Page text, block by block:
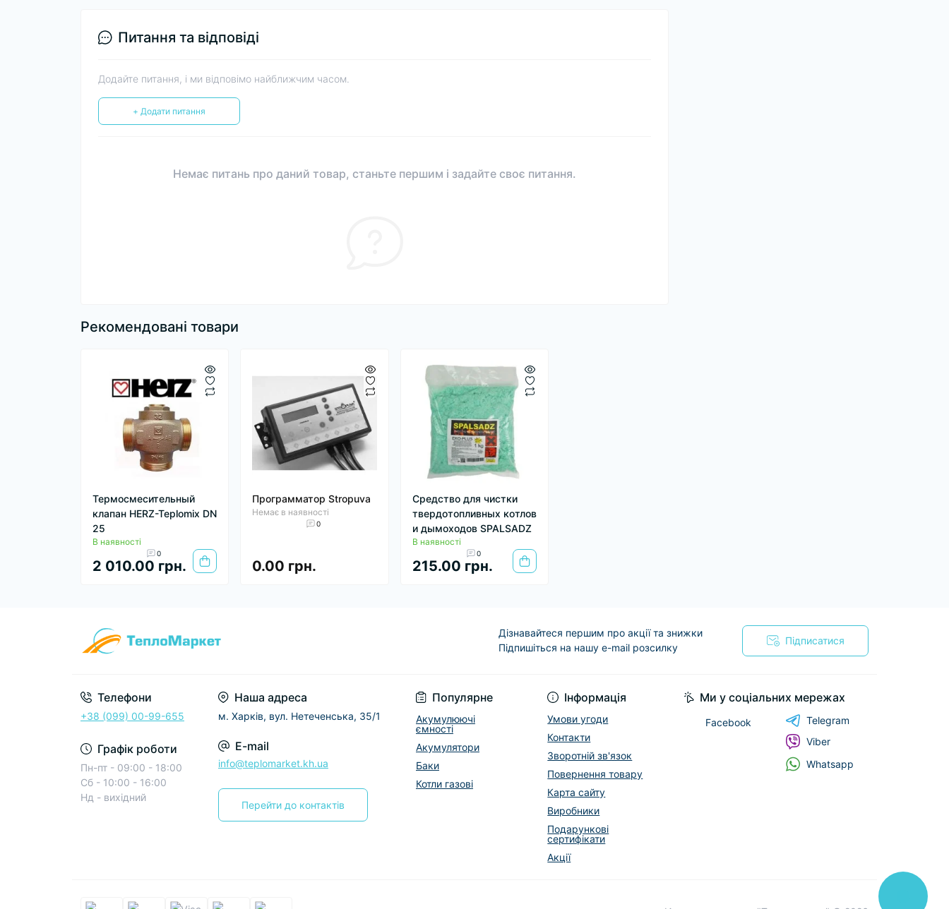
Питання та відповіді
Додайте питання, і ми відповімо найближчим часом.
+ Додати питання
Немає питань про даний товар, станьте першим і задайте своє питання.
Рекомендовані товари
Термосмесительный
клапан HERZ-Teplomix DN
25
В наявності
0
2 010.00 грн.
Программатор Stropuva
Немає в наявності
0
0.00 грн.
Средство для чистки
твердотопливных котлов
и дымоходов SPALSADZ
В наявності
0
215.00 грн.
Дізнавайтеся першим про акції та знижки
Підпишіться на нашу e-mail розсилку
Підписатися
Телефони
+38 (099) 00-99-655
Графік роботи
Пн-пт - 09:00 - 18:00
Сб - 10:00 - 16:00
Нд - вихідний
Наша адреса
м. Харків, вул. Нетеченська, 35/1
E-mail
info@teplomarket.kh.ua
Перейти до контактів
Популярне
Акумулюючі
ємності
Акумулятори
Баки
Котли газові
Інформація
Умови угоди
Контакти
Зворотній зв'язок
Повернення товару
Карта сайту
Виробники
Подарункові
сертифікати
Акції
Ми у соціальних мережах
Facebook
Telegram
Viber
Whatsapp